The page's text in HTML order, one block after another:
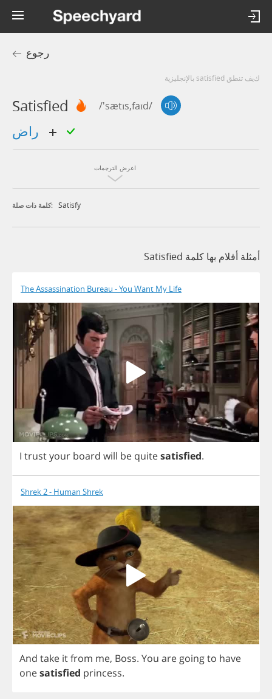
رجوع
كيف تنطق satisfied بالإنجليزية
Satisfied /'sætɪs,faɪd/
اعرض الترجمات
كلمة ذات صلة: Satisfy
أمثلة أفلام بها كلمة Satisfied
The Assassination Bureau - You Want My Life
I trustyour board will be quitesatisfied.
Shrek 2 - Human Shrek
And take itfrom me, Boss. You are goingto have
onesatisfied princess.